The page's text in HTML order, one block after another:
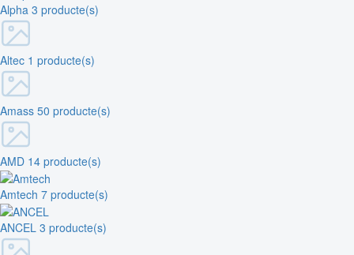
Alpha 3 producte(s)
Altec 1 producte(s)
Amass 50 producte(s)
AMD 14 producte(s)
Amtech 7 producte(s)
ANCEL 3 producte(s)